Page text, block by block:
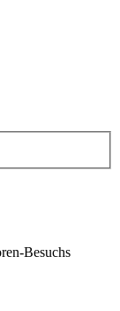
Besuchs